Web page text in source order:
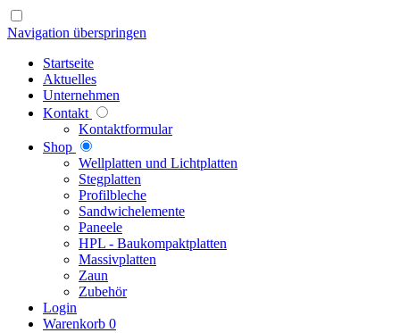
Navigation überspringen
Startseite
Aktuelles
Unternehmen
Kontakt
Kontaktformular
Shop
Well­platten und Licht­platten
Steg­platten
Profil­bleche
Sandwich­elemente
Paneele
HPL - Bau­kompakt­platten
Massiv­platten
Zaun
Zubehör
Login
Warenkorb 0